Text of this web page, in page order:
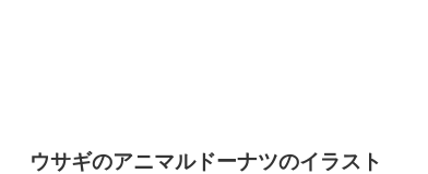
ウサギのアニマルドーナツのイラスト